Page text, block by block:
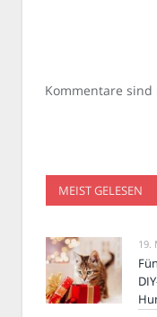
Kommentare
MEIST GELESEN
19.